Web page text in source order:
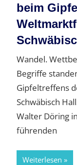
beim
Wandel.
Begriffe
Gipfeltreffens
Schwäbisch
Walter Döring
führenden
Weiterlesen